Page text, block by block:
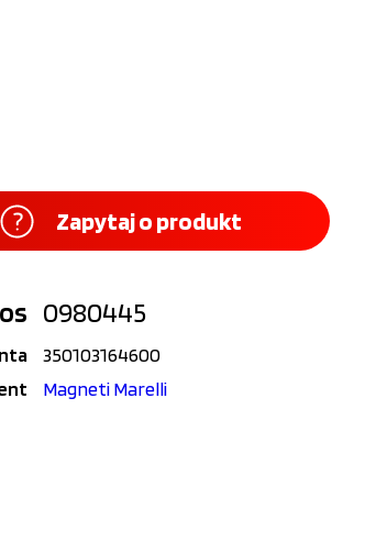
Zapytaj o produkt
0980445
350103164600
Magneti Marelli